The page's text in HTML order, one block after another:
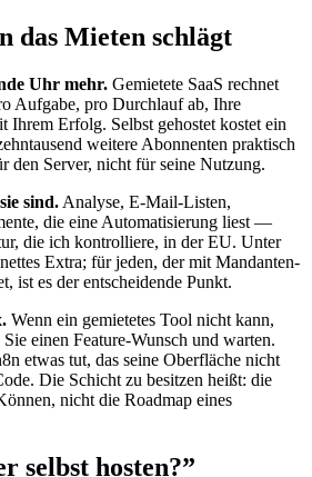
das Mieten schlägt
Uhr mehr. Gemietete SaaS rechnet
Aufgabe, pro Durchlauf ab, Ihre
Ihrem Erfolg. Selbst gehostet kostet ein
weitere Abonnenten praktisch
den Server, nicht für seine Nutzung.
sind. Analyse, E-Mail-Listen,
die eine Automatisierung liest —
die ich kontrolliere, in der EU. Unter
Extra; für jeden, der mit Mandanten-
ist es der entscheidende Punkt.
Wenn ein gemietetes Tool nicht kann,
einen Feature-Wunsch und warten.
etwas tut, das seine Oberfläche nicht
Die Schicht zu besitzen heißt: die
nicht die Roadmap eines
selbst hosten?”